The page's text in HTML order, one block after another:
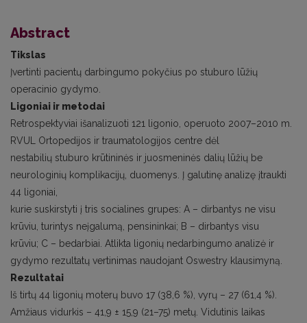
Abstract
Tikslas
Įvertinti pacientų darbingumo pokyčius po stuburo lūžių
operacinio gydymo.
Ligoniai ir metodai
Retrospektyviai išanalizuoti 121 ligonio, operuoto 2007–2010 m.
RVUL Ortopedijos ir traumatologijos centre dėl
nestabilių stuburo krūtininės ir juosmeninės dalių lūžių be
neurologinių komplikacijų, duomenys. Į galutinę analizę įtraukti
44 ligoniai,
kurie suskirstyti į tris socialines grupes: A – dirbantys ne visu
krūviu, turintys neįgalumą, pensininkai; B – dirbantys visu
krūviu; C – bedarbiai. Atlikta ligonių nedarbingumo analizė ir
gydymo rezultatų vertinimas naudojant Oswestry klausimyną.
Rezultatai
Iš tirtų 44 ligonių moterų buvo 17 (38,6 %), vyrų – 27 (61,4 %).
Amžiaus vidurkis – 41,9 ± 15,9 (21–75) metų. Vidutinis laikas